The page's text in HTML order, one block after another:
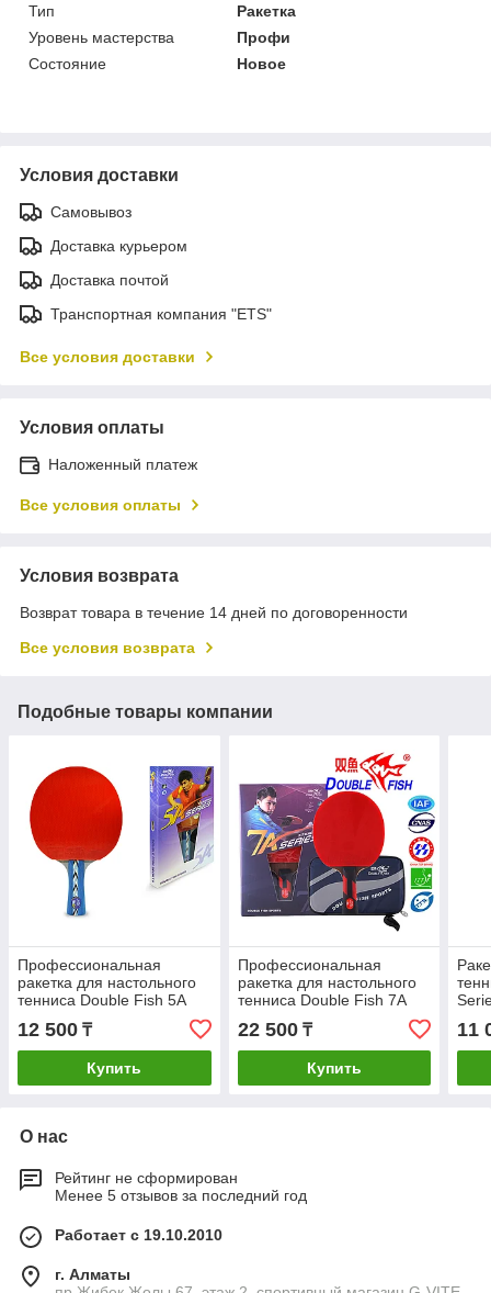
Тип
Ракетка
Уровень мастерства
Профи
Состояние
Новое
Условия доставки
Самовывоз
Доставка курьером
Доставка почтой
Транспортная компания "ETS"
Все условия доставки
Условия оплаты
Наложенный платеж
Все условия оплаты
Условия возврата
Возврат товара в течение 14 дней по договоренности
Все условия возврата
Подобные товары компании
Профессиональная
ракетка для настольного
тенниса Double Fish 5A
12 500 ₸
Купить
Профессиональная
ракетка для настольного
тенниса Double Fish 7A
22 500₸
Купить
11
О нас
Рейтинг не сформирован
Менее 5 отзывов за последний год
Работает с 19.10.2010
г. Алматы